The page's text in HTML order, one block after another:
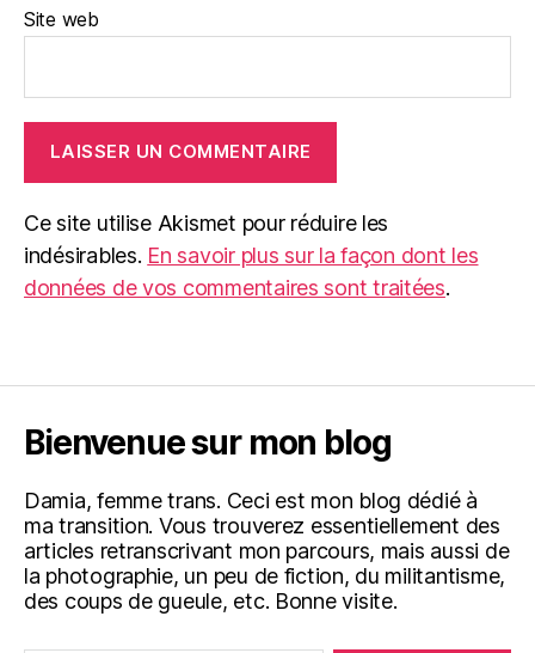
Site web
Ce site utilise Akismet pour réduire les
indésirables. En savoir plus sur la façon dont les
données de vos commentaires sont traitées.
Bienvenue sur mon blog
Damia, femme trans. Ceci est mon blog dédié à
ma transition. Vous trouverez essentiellement des
articles retranscrivant mon parcours, mais aussi de
la photographie, un peu de fiction, du militantisme,
des coups de gueule, etc. Bonne visite.